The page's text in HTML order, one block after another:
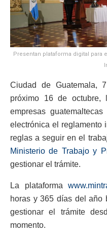
Presentan plataforma digital para
Ciudad de Guatemala,
próximo 16 de octubre,
empresas
electrónica el reglamento
reglas a seguir en el
Ministerio de Trabajo y
gestionar el trámite.
La plataforma
horas y 365 días del año
gestionar el trámite
momento.